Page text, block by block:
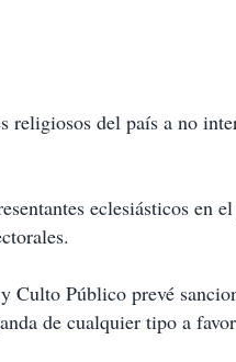
religiosos del país a no
eclesiásticos en
Público prevé
de cualquier tipo a